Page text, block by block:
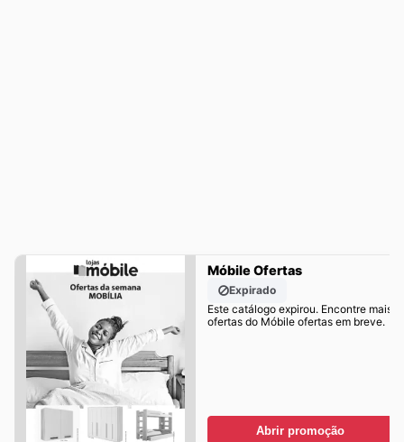
Móbile Ofertas
Expirado
Este catálogo expirou. Encontre mais
ofertas do Móbile ofertas em breve.
Abrir promoção